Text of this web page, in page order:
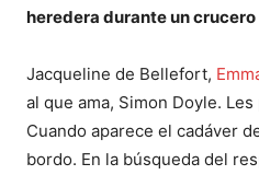
heredera durante un crucero
Jacqueline de Bellefort,
al que ama, Simon Doyle.
Cuando aparece el cadáver
bordo. En la búsqueda del